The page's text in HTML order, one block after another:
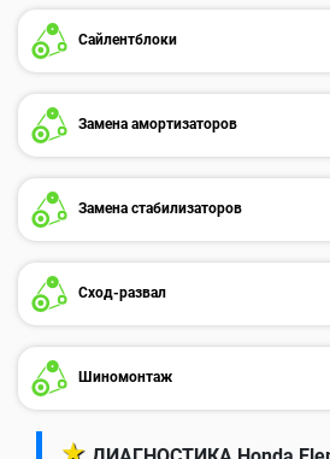
Сайлентблоки
Замена амортизаторов
Замена стабилизаторов
Сход-развал
Шиномонтаж